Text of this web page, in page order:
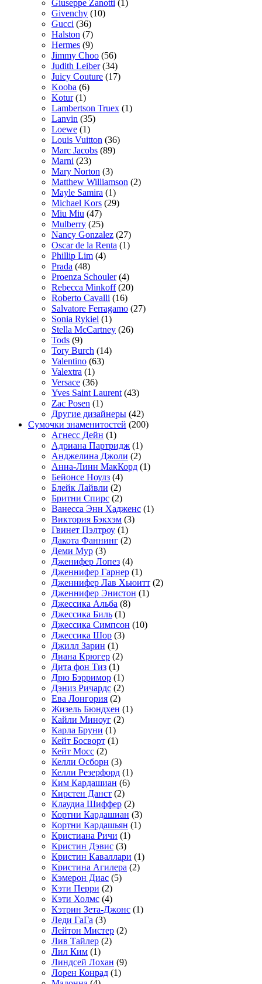
Giuseppe Zanotti (1)
Givenchy (10)
Gucci (36)
Halston (7)
Hermes (9)
Jimmy Choo (56)
Judith Leiber(34)
Juicy Couture (17)
Kooba (6)
Kotur(1)
Lambertson Truex (1)
Lanvin (35)
Loewe (1)
Louis Vuitton (36)
Marc Jacobs (89)
Marni (23)
Mary Norton (3)
Matthew Williamson (2)
Mayle Samira (1)
Michael Kors (29)
Miu Miu (47)
Mulberry (25)
Nancy Gonzalez (27)
Oscar de la Renta (1)
Phillip Lim (4)
Prada (48)
Proenza Schouler(4)
Rebecca Minkoff(20)
Roberto Cavalli (16)
Salvatore Ferragamo (27)
Sonia Rykiel (1)
Stella McCartney (26)
Tods (9)
Tory Burch (14)
Valentino (63)
Valextra (1)
Versace (36)
Yves Saint Laurent (43)
Zac Posen (1)
Другие дизайнеры (42)
Сумочки знаменитостей (200)
Агнесс Дейн (1)
Адриана Партридж (1)
Анджелина Джоли (2)
Анна-Линн МакКорд (1)
Бейонсе Ноулз (4)
Блейк Лайвли (2)
Бритни Спирс (2)
Ванесса Энн Хадженс (1)
Виктория Бэкхэм (3)
Гвинет Пэлтроу (1)
Дакота Фаннинг (2)
Деми Мур (3)
Дженифер Лопез (4)
Дженнифер Гарнер (1)
Дженнифер Лав Хьюитт (2)
Дженнифер Энистон (1)
Джессика Альба (8)
Джессика Биль (1)
Джессика Симпсон (10)
Джессика Шор (3)
Джилл Зарин (1)
Диана Крюгер (2)
Дита фон Тиз (1)
Дрю Бэрримор (1)
Дэниз Ричардс (2)
Ева Лонгория (2)
Жизель Бюндхен (1)
Кайли Миноуг (2)
Карла Бруни (1)
Кейт Босворт (1)
Кейт Мосс (2)
Келли Осборн (3)
Келли Резерфорд (1)
Ким Кардашиан (6)
Кирстен Данст (2)
Клаудиа Шиффер (2)
Кортни Кардашиан (3)
Кортни Кардашьян (1)
Кристиана Ричи (1)
Кристин Дэвис (3)
Кристин Каваллари (1)
Кристина Агилера (2)
Кэмерон Диас (5)
Кэти Перри (2)
Кэти Холмс (4)
Кэтрин Зета-Джонс (1)
Леди ГаГа (3)
Лейтон Мистер (2)
Лив Тайлер (2)
Лил Ким (1)
Линдсей Лохан (9)
Лорен Конрад (1)